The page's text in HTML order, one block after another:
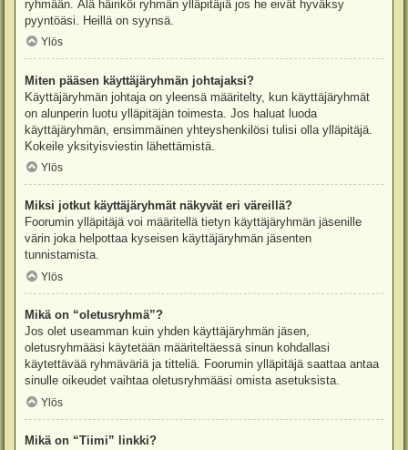
ryhmään. Älä häiriköi ryhmän ylläpitäjiä jos he eivät hyväksy
pyyntöäsi. Heillä on syynsä.
Ylös
Miten pääsen käyttäjäryhmän johtajaksi?
Käyttäjäryhmän johtaja on yleensä määritelty, kun käyttäjäryhmät
on alunperin luotu ylläpitäjän toimesta. Jos haluat luoda
käyttäjäryhmän, ensimmäinen yhteyshenkilösi tulisi olla ylläpitäjä.
Kokeile yksityisviestin lähettämistä.
Ylös
Miksi jotkut käyttäjäryhmät näkyvät eri väreillä?
Foorumin ylläpitäjä voi määritellä tietyn käyttäjäryhmän jäsenille
värin joka helpottaa kyseisen käyttäjäryhmän jäsenten
tunnistamista.
Ylös
Mikä on “oletusryhmä”?
Jos olet useamman kuin yhden käyttäjäryhmän jäsen,
oletusryhmääsi käytetään määriteltäessä sinun kohdallasi
käytettävää ryhmäväriä ja titteliä. Foorumin ylläpitäjä saattaa antaa
sinulle oikeudet vaihtaa oletusryhmääsi omista asetuksista.
Ylös
Mikä on “Tiimi” linkki?